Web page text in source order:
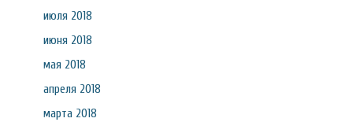
июля 2018
июня 2018
мая 2018
апреля 2018
марта 2018